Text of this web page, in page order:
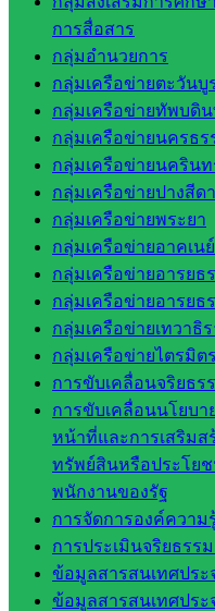
การสื่อสาร
กลุ่มอำนวยการ
กลุ่มเครือข่ายตะวันบู
กลุ่มเครือข่ายทัพบดิ
กลุ่มเครือข่ายนครธร
กลุ่มเครือข่ายนครินท
กลุ่มเครือข่ายปางสีดา
กลุ่มเครือข่ายพระยา
กลุ่มเครือข่ายอาคเนย์
กลุ่มเครือข่ายอารยธ
กลุ่มเครือข่ายอารยธ
กลุ่มเครือข่ายเทวาธิ
กลุ่มเครือข่ายไตรมิตร
การขับเคลื่อนจริยธร
การขับเคลื่อนนโยบา
หน้าที่และการเสริม
ทรัพย์สินหรือประโยช
พนักงานของรัฐ
การจัดการองค์ความ
การประเมินจริยธรร
ข้อมูลสารสนเทศประ
ข้อมูลสารสนเทศประ
เงินและ
สินทรัพย์
กลุ่มน
โยบาย
และแผน
กลุ่มส่ง
เสริมการ
จัดการ
ศึกษา
กลุ่ม
บริหาร
งาน
บุคคล
กลุ่ม
พัฒนาครู
และบุ
คลากรฯ
กลุ่มนิ
เทศ
ติดตาม
และประ
เมินผลฯ